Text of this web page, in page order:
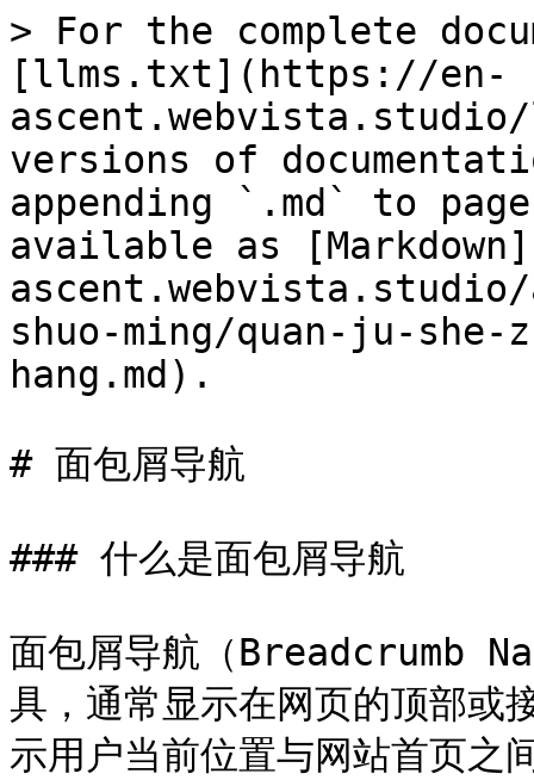
> For the complete
[llms.txt](https://en-
versions of
appending `.md` to
available as
ascent.webvista.studio/
shuo-ming/quan-ju-
hang.md).
# 面包屑导航
### 什么是面包屑导航
面包屑导航（Breadcrumb
具，通常显示在网页的顶部或
示用户当前位置与网站首页之